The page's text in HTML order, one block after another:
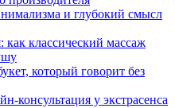
и глубокий смысл
как классический массаж
который говорит без
консультация у экстрасенса